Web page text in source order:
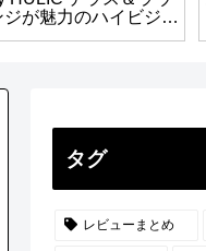
ジが魅力のハイビジネ
タグ
レビューまとめ